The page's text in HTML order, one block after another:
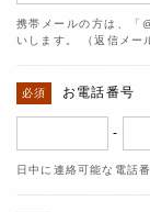
携帯メールの方は、「
いします。 （返信メー
お電話番号
-
日中に連絡可能な電話